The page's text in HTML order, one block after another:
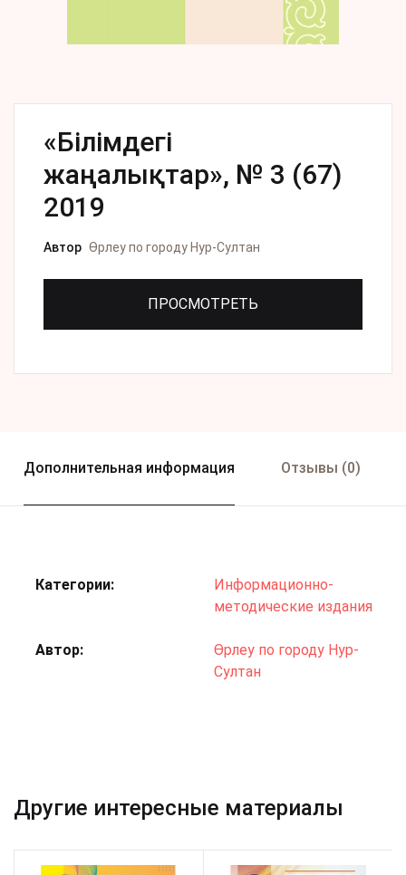
«Білімдегі
жаңалықтар», № 3 (67)
2019
Автор Өрлеу по городу Нур-Султан
ПРОСМОТРЕТЬ
Дополнительная информация Отзывы (0)
Категории:
Информационно-
методические издания
Автор
Өрлеу по городу Нур-
Султан
Другие интересные материалы